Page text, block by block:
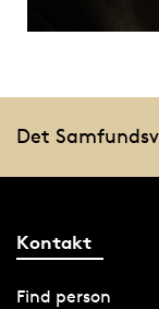
Det
Kontakt
Find person